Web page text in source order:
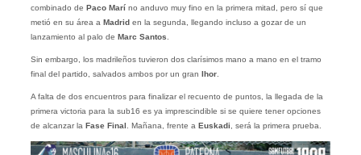
combinado de Paco Marí no anduvo muy fino en la primera mitad, pero sí que
metió en su área a Madrid en la segunda, llegando incluso a gozar de un
lanzamiento al palo de Marc Santos.
Sin embargo, los madrileños tuvieron dos clarísimos mano a mano en el tramo
final del partido, salvados ambos por un gran
Ihor.
A falta de dos encuentros para finalizar el recuento de puntos, la llegada de la
primera victoria para la sub16 es ya imprescindible si se quiere tener opciones
de alcanzar la Fase Final . Mañana, frente a Euskadi, será la primera prueba.